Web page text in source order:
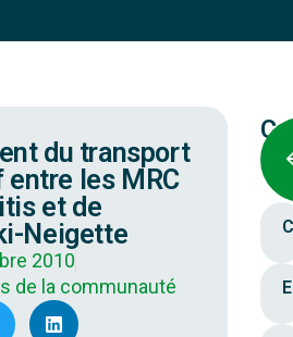
du transport
les MRC
et de
Neigette
2010
de la communauté